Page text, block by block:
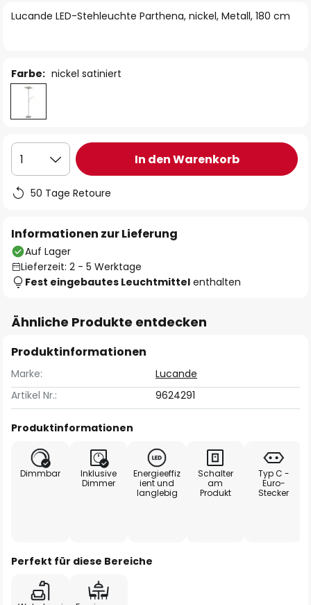
Lucande LED-Stehleuchte Parthena, nickel, Metall, 180 cm
Farbe: nickel satiniert
1 In den Warenkorb
50 Tage Retoure
Informationen zur Lieferung
Auf Lager
Lieferzeit: 2 - 5 Werktage
Fest eingebautes Leuchtmittel enthalten
Ähnliche Produkte entdecken
Produktinformationen
Marke:
Lucande
Artikel Nr.:
9624291
Produktinformationen
Dimmbar
Inklusive
Dimmer
Energieeffiz
ient und
langlebig
Schalter
am
Produkt
Typ C -
Euro-
Stecker
Perfekt für diese Bereiche